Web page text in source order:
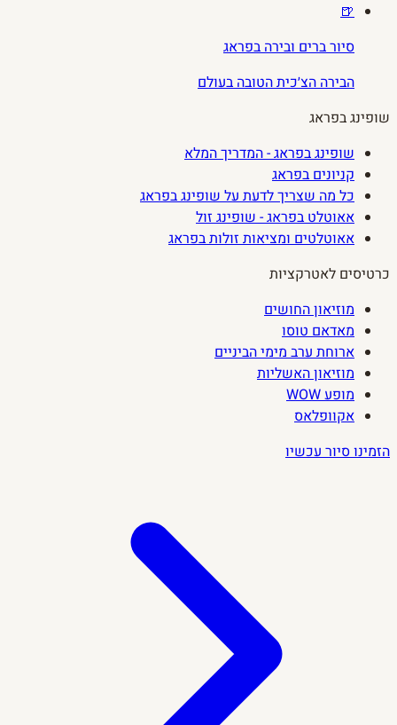
🍺
סיור ברים ובירה בפראג
הבירה הצ׳כית הטובה בעולם
שופינג בפראג
שופינג בפראג - המדריך המלא
קניונים בפראג
כל מה שצריך לדעת על שופינג בפראג
אאוטלט בפראג - שופינג זול
אאוטלטים ומציאות זולות בפראג
כרטיסים לאטרקציות
מוזיאון החושים
מאדאם טוסו
ארוחת ערב מימי הביניים
מוזיאון האשליות
מופע WOW
אקוופלאס
הזמינו סיור עכשיו